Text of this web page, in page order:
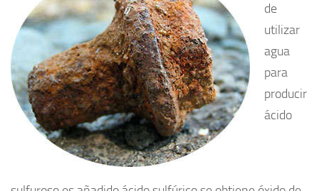
de
utilizar
agua
para
producir
ácido